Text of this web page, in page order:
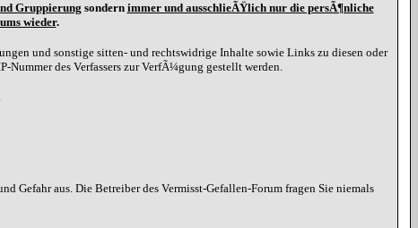
Gruppierung sondern immer und ausschlieÃŸlich nur die persÃ¶nliche
wieder.
und sonstige sitten- und rechtswidrige Inhalte sowie Links zu diesen oder
des Verfassers zur VerfÃ¼gung gestellt werden.
aus. Die Betreiber des Vermisst-Gefallen-Forum fragen Sie niemals